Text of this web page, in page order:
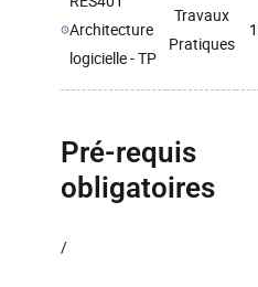
Architecture
logicielle - TP
Travaux
Pratiques
Pré-requis
obligatoires
/